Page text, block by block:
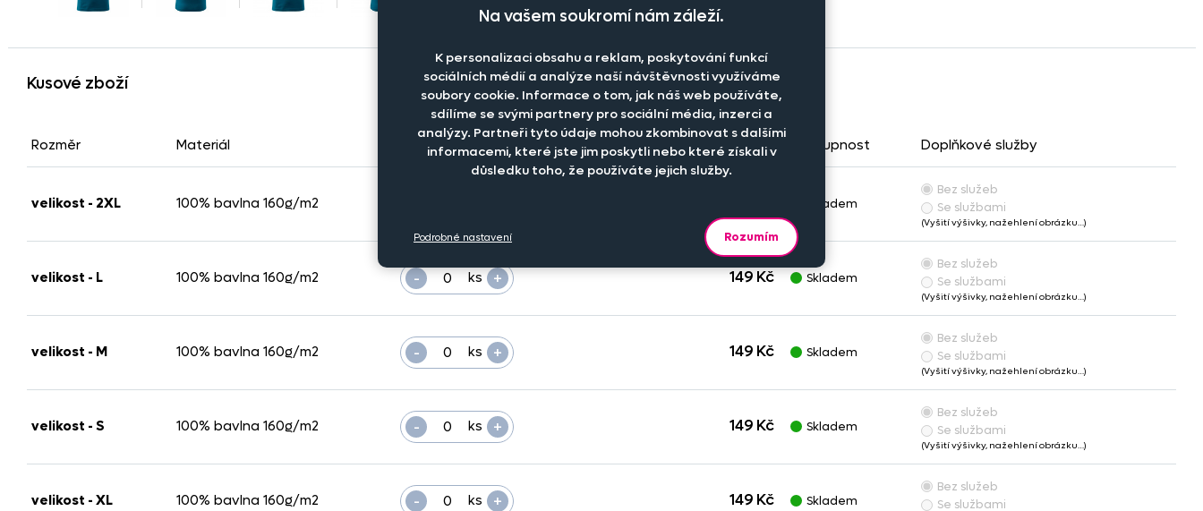
Kusové zboží
Rozměr Materiál Počet kusů Cena na eshopu Dostupnost Doplňkové služby
velikost - 2XL 100% bavlna 160g/m2 Skladem
Bez služeb
Se službami
(Vyšití výšivky, nažehlení obrázku…)
velikost - L 100% bavlna 160g/m2 ks +
- 149 Kč Skladem
Bez služeb
Se službami
(Vyšití výšivky, nažehlení obrázku…)
velikost - M 100% bavlna 160g/m2 ks +
- 149 Kč Skladem
Bez služeb
Se službami
(Vyšití výšivky, nažehlení obrázku…)
velikost - S 100% bavlna 160g/m2 ks +
- 149 Kč Skladem
Bez služeb
Se službami
(Vyšití výšivky, nažehlení obrázku…)
velikost - XL 100% bavlna 160g/m2 ks +
- 149 Kč Skladem
Bez služeb
Se službami
Na vašem soukromí nám záleží.
K personalizaci obsahu a reklam, poskytování funkcí
sociálních médií a analýze naší návštěvnosti využíváme
soubory cookie. Informace o tom, jak náš web používáte,
sdílíme se svými partnery pro sociální média, inzerci a
analýzy. Partneři tyto údaje mohou zkombinovat s dalšími
informacemi, které jste jim poskytli nebo které získali v
důsledku toho, že používáte jejich služby.
Rozumím
Podrobné nastavení